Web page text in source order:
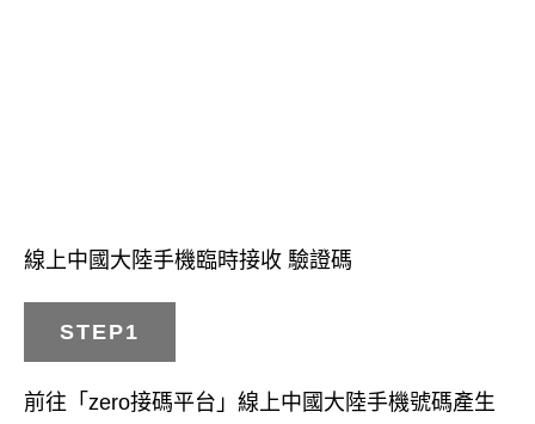
線上中國大陸手機臨時接收 驗證碼
STEP1
前往「zero接碼平台」線上中國大陸手機號碼產生